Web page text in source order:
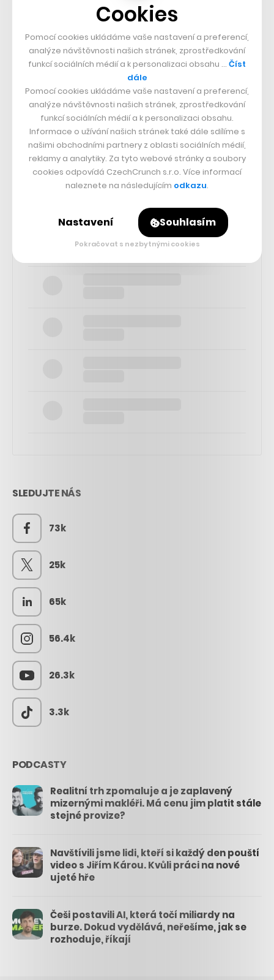
65k
26.3k
3.3k
SLEDUJTE NÁS
73k
25k
65k
56.4k
26.3k
3.3k
PODCASTY
Realitní trh zpomaluje a je zaplavený
mizernými makléři. Má cenu jim platit stále
stejné provize?
Navštívili jsme lidi, kteří si každý den pouští
video s Jiřím Károu. Kvůli práci na nové
ujeté hře
Češi postavili AI, která točí miliardy na
burze. Dokud vydělává, neřešíme, jak se
rozhoduje, říkají
Cookies
Pomocí cookies ukládáme vaše nastavení a preferencí,
analýze návštěvnosti našich stránek, zprostředkování
funkcí sociálních médií a k personalizaci obsahu … Číst
dále
Pomocí cookies ukládáme vaše nastavení a preferencí,
analýze návštěvnosti našich stránek, zprostředkování
funkcí sociálních médií a k personalizaci obsahu.
Informace o užívání našich stránek také dále sdílíme s
našimi obchodními partnery z oblasti sociálních médií,
reklamy a analytiky. Za tyto webové stránky a soubory
cookies odpovídá CzechCrunch s.r.o. Více informací
naleznete na následujícím odkazu.
Nastavení Souhlasím
Pokračovat s nezbytnými cookies